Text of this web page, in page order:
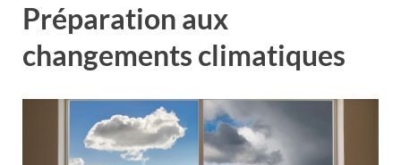
Préparation aux
changements climatiques